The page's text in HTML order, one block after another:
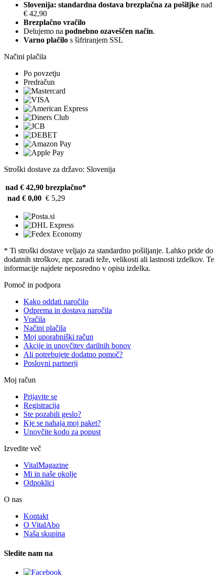
Slovenija: standardna dostava brezplačna za pošiljke nad
€ 42,90
Brezplačno vračilo
Delujemo na podnebno ozaveščen način.
Varno plačilo s šifriranjem SSL
Načini plačila
Po povzetju
Predračun
Stroški dostave za državo: Slovenija
nad € 42,90 brezplačno*
nad € 0,00 € 5,29
* Ti stroški dostave veljajo za standardno pošiljanje. Lahko pride do
dodatnih stroškov, npr. zaradi teže, velikosti ali lastnosti izdelkov. Te
informacije najdete neposredno v opisu izdelka.
Pomoč in podpora
Kako oddati naročilo
Odprema in dostava naročila
Vračila
Načini plačila
Moj uporabniški račun
Akcije in unovčitev darilnih bonov
Ali potrebujete dodatno pomoč?
Poslovni partnerji
Moj račun
Prijavite se
Registracija
Ste pozabili geslo?
Kje se nahaja moj paket?
Unovčite kodo za popust
Izvedite več
VitalMagazine
Mi in naše okolje
Odpoklici
O nas
Kontakt
O VitalAbo
Naša skupina
Sledite nam na